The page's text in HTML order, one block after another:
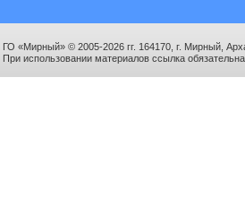
ГО «Мирный» © 2005-2026 гг. 164170, г. Мирный,
При использовании материалов ссылка обязательна.